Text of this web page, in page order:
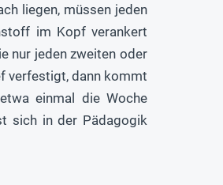
liegen, müssen jeden
im Kopf verankert
nur jeden zweiten oder
verfestigt, dann kommt
einmal die Woche
sich in der Pädagogik